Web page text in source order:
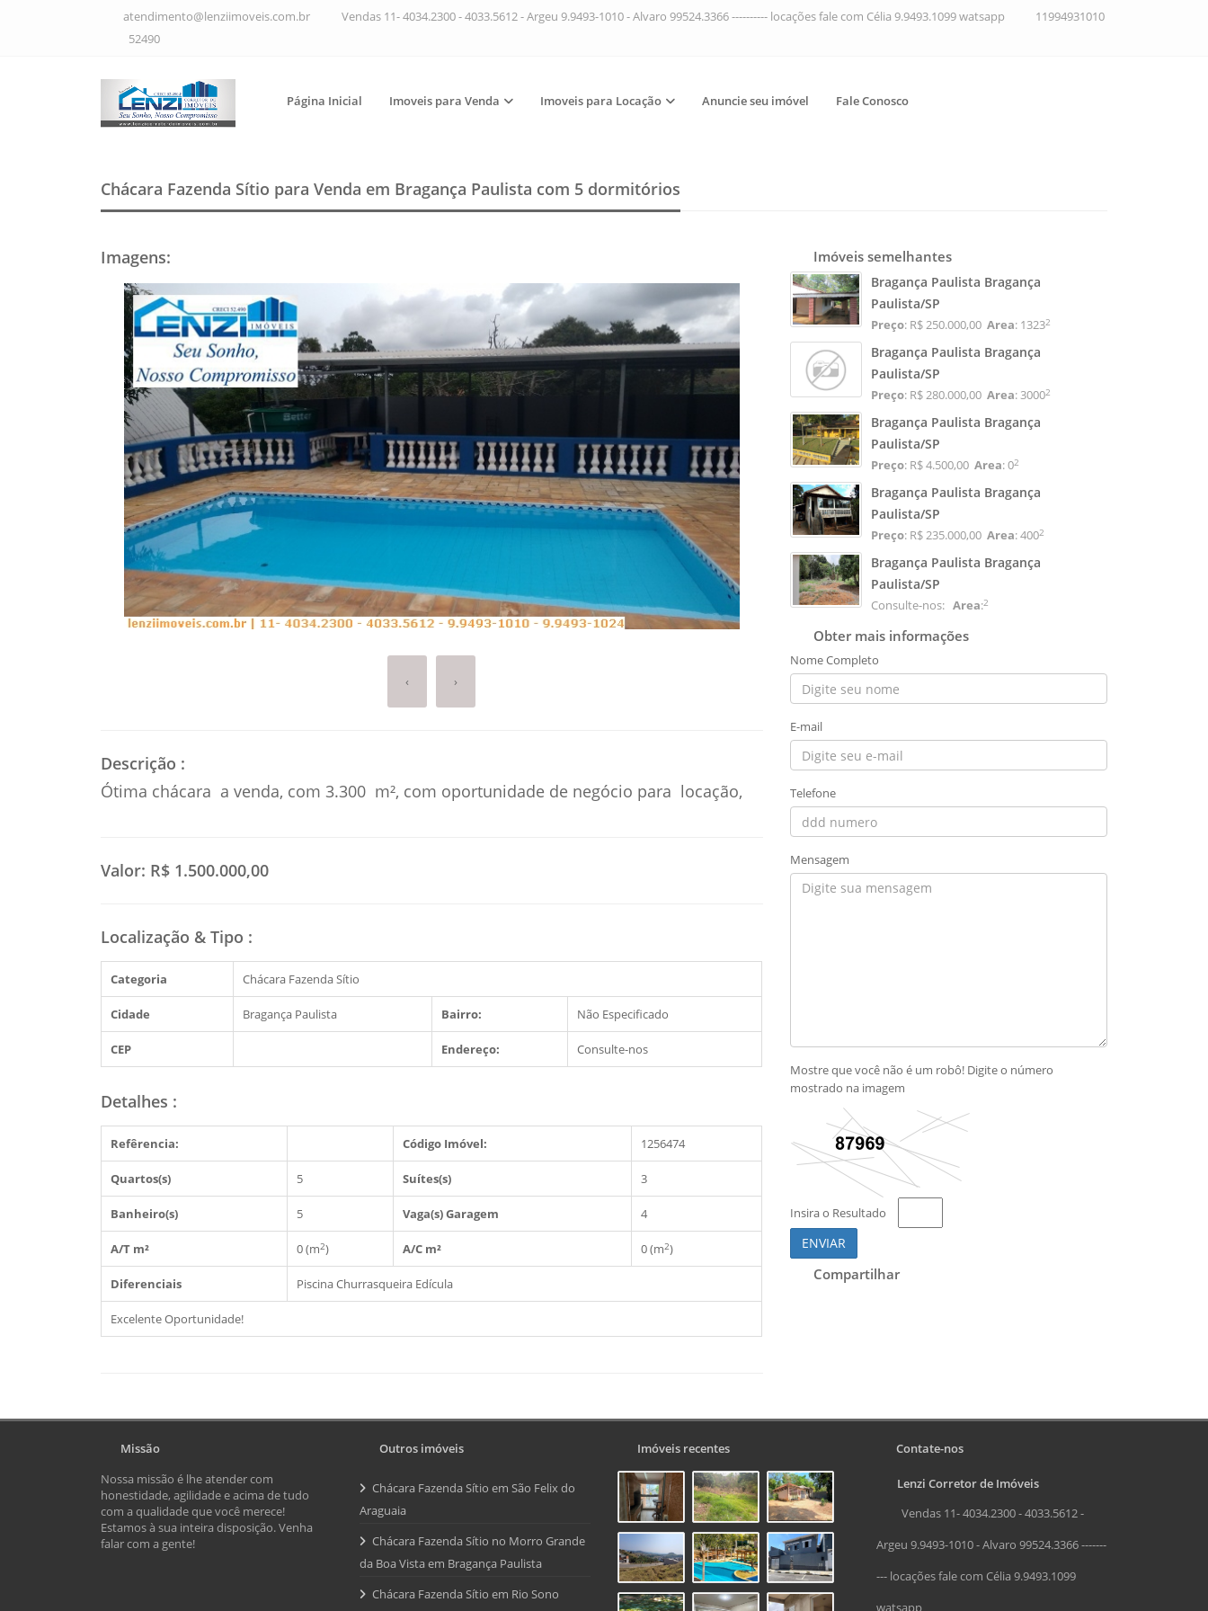
atendimento@lenziimoveis.com.br Vendas 11- 4034.2300 - 4033.5612 - Argeu 9.9493-1010 - Alvaro 99524.3366 ---------- locações fale com Célia 9.9493.1099 watsapp
11994931010
52490
Página Inicial Imoveis para Venda Imoveis para Locação Anuncie seu imóvel Fale Conosco
Chácara Fazenda Sítio para Venda em Bragança Paulista com 5 dormitórios
Imagens:
‹ ›
Descrição :
Ótima chácara a venda, com 3.300 m², com oportunidade de negócio para locação,
Valor: R$ 1.500.000,00
Localização & Tipo :
Categoria Chácara Fazenda Sítio
Cidade Bragança Paulista Bairro: Não Especificado
CEP Endereço: Consulte-nos
Detalhes :
Refêrencia: Código Imóvel: 1256474
Quartos(s) 5 Suítes(s) 3
Banheiro(s) 5 Vaga(s) Garagem 4
A/T m² 0 (m2) A/C m² 0 (m2)
Diferenciais PiscinaChurrasqueira Edícula
Excelente Oportunidade!
Imóveis semelhantes
Bragança Paulista Bragança
Paulista/SP
Preço: R$ 250.000,00 Area: 13232
Bragança Paulista Bragança
Paulista/SP
Preço: R$ 280.000,00 Area: 30002
Bragança Paulista Bragança
Paulista/SP
Preço: R$ 4.500,00 Area: 02
Bragança Paulista Bragança
Paulista/SP
Preço: R$ 235.000,00 Area: 4002
Bragança Paulista Bragança
Paulista/SP
Consulte-nos: Area:2
Obter mais informações
Nome Completo
E-mail
Telefone
Mensagem
Mostre que você não é um robô! Digite o número
mostrado na imagem
Insira o Resultado
ENVIAR
Compartilhar
Missão
Nossa missão é lhe atender com
honestidade, agilidade e acima de tudo
com a qualidade que você merece!
Estamos à sua inteira disposição. Venha
falar com a gente!
Outros imóveis
Chácara Fazenda Sítio em São Felix do
Araguaia
Chácara Fazenda Sítio no Morro Grande
da Boa Vista em Bragança Paulista
Chácara Fazenda Sítio em Rio Sono
Imóveis recentes Contate-nos
Lenzi Corretor de Imóveis
Vendas 11- 4034.2300 - 4033.5612 -
Argeu 9.9493-1010 - Alvaro 99524.3366 -------
--- locações fale com Célia 9.9493.1099